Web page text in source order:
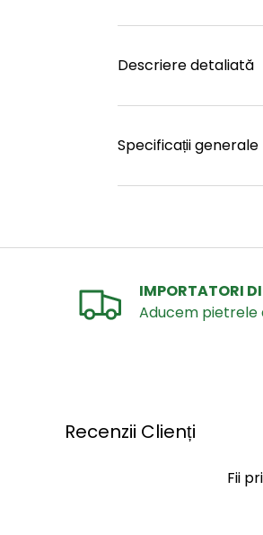
Descriere detaliată
Specificații generale
IMPORTATORI
Aducem pietrele
Recenzii Clienți
Fii